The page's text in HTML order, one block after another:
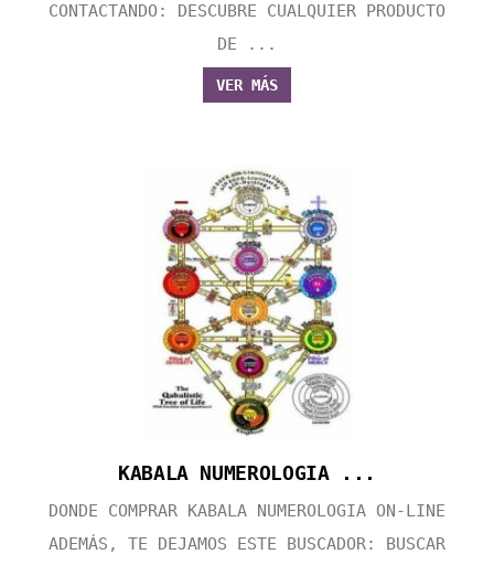
CONTACTANDO: DESCUBRE CUALQUIER PRODUCTO
DE ...
VER MÁS
KABALA NUMEROLOGIA ...
DONDE COMPRAR KABALA NUMEROLOGIA ON-LINE
ADEMÁS, TE DEJAMOS ESTE BUSCADOR: BUSCAR